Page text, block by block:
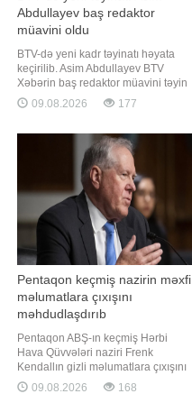
Abdullayev baş redaktor
müavini oldu
BTV-də yeni kadr təyinatı həyata
keçirilib. Asim Abdullayev BTV
Xəbərin baş redaktor müavini təyin
olunub. BTV xəbər verir ki, bununla
bağlı BTV-nin baş direktoru Sahil
Qərara əsasən, Abdullayev Asim
Asif oğlu BTV Xəbərin baş redaktor
müavini vəzifəsinə təyin edilib. BT
09.08.2026 177
Pentaqon keçmiş nazirin məxfi
məlumatlara çıxışını
məhdudlaşdırıb
Pentaqon ABŞ-ın keçmiş Hərbi
Hava Qüvvələri naziri Frenk
Kendallın gizli məlumatlara çıxışını
və məxfi xarakterli vəzifələr tutmaq
imkanını məhdudlaşdırıb. "Report"
09.08.2026 168